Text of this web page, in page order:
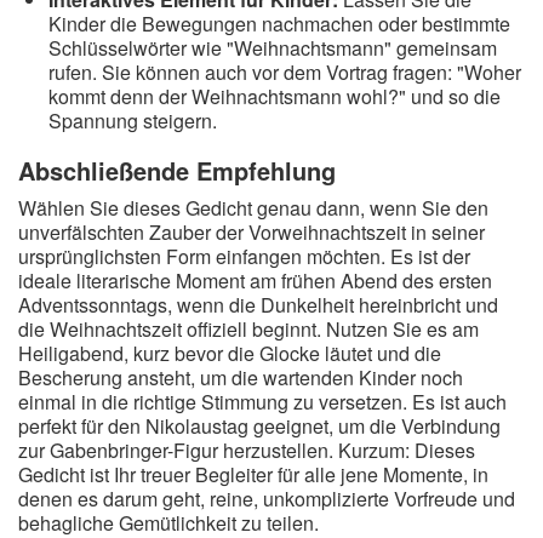
Kinder die Bewegungen nachmachen oder bestimmte
Schlüsselwörter wie "Weihnachtsmann" gemeinsam
rufen. Sie können auch vor dem Vortrag fragen: "Woher
kommt denn der Weihnachtsmann wohl?" und so die
Spannung steigern.
Abschließende Empfehlung
Wählen Sie dieses Gedicht genau dann, wenn Sie den
unverfälschten Zauber der Vorweihnachtszeit in seiner
ursprünglichsten Form einfangen möchten. Es ist der
ideale literarische Moment am frühen Abend des ersten
Adventssonntags, wenn die Dunkelheit hereinbricht und
die Weihnachtszeit offiziell beginnt. Nutzen Sie es am
Heiligabend, kurz bevor die Glocke läutet und die
Bescherung ansteht, um die wartenden Kinder noch
einmal in die richtige Stimmung zu versetzen. Es ist auch
perfekt für den Nikolaustag geeignet, um die Verbindung
zur Gabenbringer-Figur herzustellen. Kurzum: Dieses
Gedicht ist Ihr treuer Begleiter für alle jene Momente, in
denen es darum geht, reine, unkomplizierte Vorfreude und
behagliche Gemütlichkeit zu teilen.